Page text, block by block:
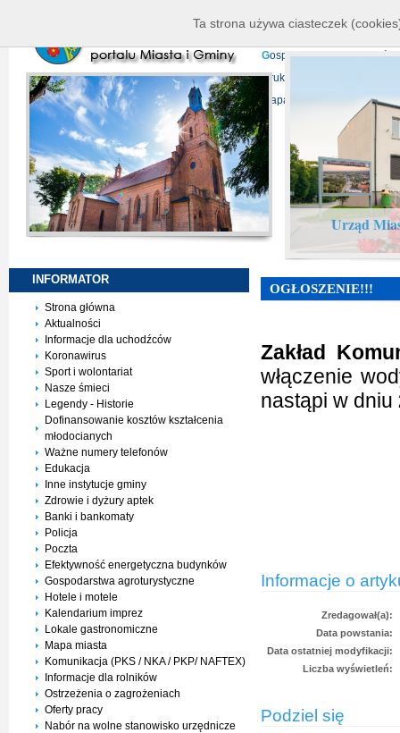
P
rojekty europejskie
Gospodarka
D ruki do pobrania
Mapa serwisu
Urząd
INFORMATOR
Strona główna
Aktualności
Informacje dla uchodźców
Koronawirus
Sport i wolontariat
Nasze śmieci
Legendy - Historie
Dofinansowanie kosztów kształcenia
młodocianych
Ważne numery telefonów
Edukacja
Inne instytucje gminy
Zdrowie i dyżury aptek
Banki i bankomaty
Policja
Poczta
Efektywność energetyczna budynków
Gospodarstwa agroturystyczne
Hotele i motele
Kalendarium imprez
Lokale gastronomiczne
Mapa miasta
Komunikacja (PKS / NKA / PKP/ NAFTEX)
Informacje dla rolników
Ostrzeżenia o zagrożeniach
Oferty pracy
Nabór na wolne stanowisko urzędnicze
OGŁOSZENIE!!!
Zakład
włączenie
nastąpi w dniu
Informacje o
Zredagował(a):
Data powstania:
Data ostatniej modyfikacji:
Liczba wyświetleń:
Podziel się
Ta strona używa ciasteczek